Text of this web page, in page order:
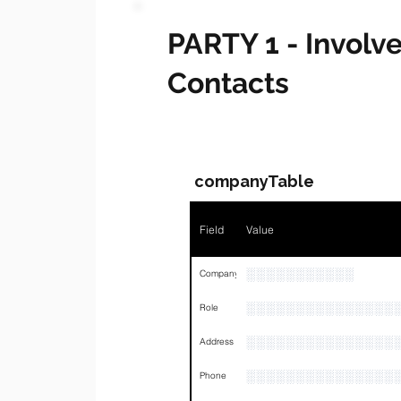
PARTY 1 -
Contacts
companyTable
Field Value
Company ░░░░░░░░░░░
Role
Address
Phone